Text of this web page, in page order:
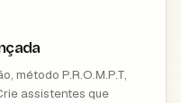
método P.R.O.M.P.T,
assistentes que